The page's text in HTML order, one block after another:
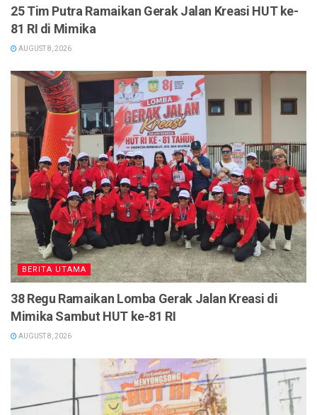
25 Tim Putra Ramaikan Gerak Jalan Kreasi HUT ke-
81 RI di Mimika
AUGUST 8, 2026
BERITA UTAMA
38 Regu Ramaikan Lomba Gerak Jalan Kreasi di
Mimika Sambut HUT ke-81 RI
AUGUST 8, 2026